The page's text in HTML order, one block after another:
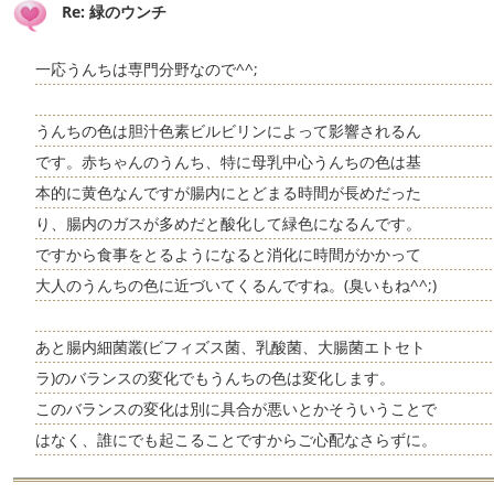
Re: 緑のウンチ
一応うんちは専門分野なので^^;
うんちの色は胆汁色素ビルビリンによって影響されるん
です。赤ちゃんのうんち、特に母乳中心うんちの色は基
本的に黄色なんですが腸内にとどまる時間が長めだった
り、腸内のガスが多めだと酸化して緑色になるんです。
ですから食事をとるようになると消化に時間がかかって
大人のうんちの色に近づいてくるんですね。(臭いもね^^;)
あと腸内細菌叢(ビフィズス菌、乳酸菌、大腸菌エトセト
ラ)のバランスの変化でもうんちの色は変化します。
このバランスの変化は別に具合が悪いとかそういうことで
はなく、誰にでも起こることですからご心配なさらずに。